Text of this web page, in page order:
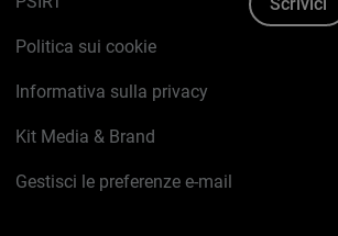
Politica sui cookie
Informativa sulla privacy
Kit Media & Brand
Gestisci le preferenze e-mail